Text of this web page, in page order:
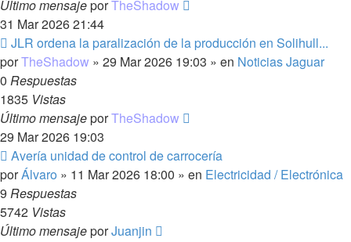
Último mensajeporTheShadow
31 Mar 2026 21:44
Nuevo
mensaje
JLR ordena la paralización de la producción en Solihull...
porTheShadow » 29 Mar 2026 19:03 » en Noticias Jaguar
0 Respuestas
1835 Vistas
Último mensajeporTheShadow
29 Mar 2026 19:03
Nuevo
mensaje
Avería unidad de control de carrocería
porÁlvaro » 11 Mar 2026 18:00 » en Electricidad / Electrónica
9 Respuestas
5742 Vistas
Último mensajeporJuanjin